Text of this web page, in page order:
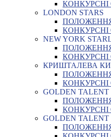
КОНКУРСНІ
LONDON STARS
КОНКУРСНІ
NEW YORK
КОНКУРСНІ
КРИШТАЛЕВА
КОНКУРСНІ
GOLDEN TALENT
КОНКУРСНІ
GOLDEN TALENT